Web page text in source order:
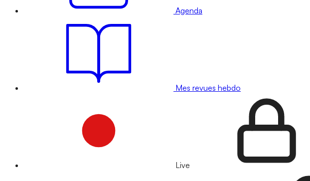
Agenda
Mes revues hebdo
Live